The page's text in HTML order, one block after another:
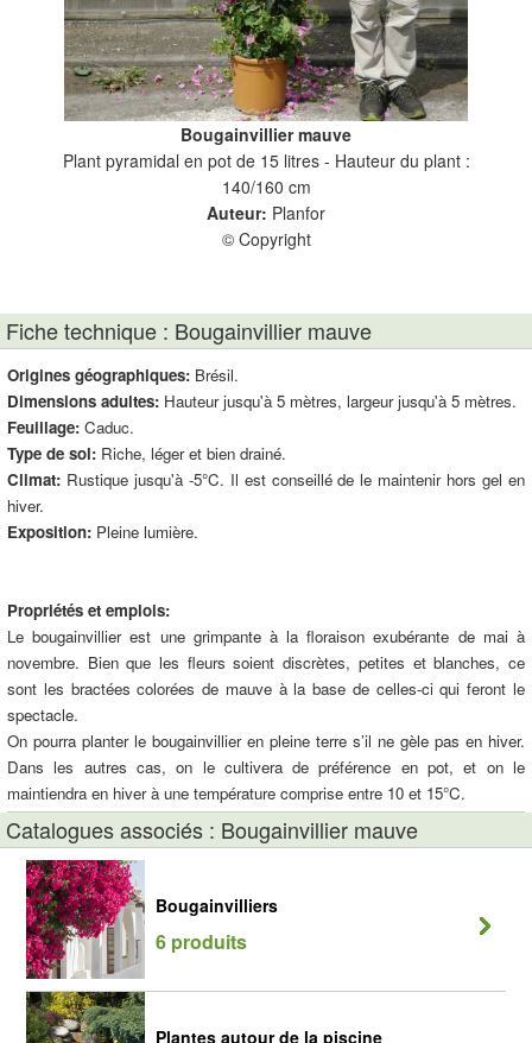
Bougainvillier mauve
Plant pyramidal en pot de 15 litres - Hauteur du plant :
140/160 cm
Auteur: Planfor
© Copyright
Fiche technique : Bougainvillier mauve
Origines géographiques: Brésil.
Dimensions adultes: Hauteur jusqu'à 5 mètres, largeur jusqu'à 5 mètres.
Feuillage: Caduc.
Type de sol: Riche, léger et bien drainé.
Climat: Rustique jusqu'à -5°C. Il est conseillé de le maintenir hors gel en
hiver.
Exposition: Pleine lumière.
Propriétés et emplois:
Le bougainvillier est une grimpante à la floraison exubérante de mai à
novembre. Bien que les fleurs soient discrètes, petites et blanches, ce
sont les bractées colorées de mauve à la base de celles-ci qui feront le
spectacle.
On pourra planter le bougainvillier en pleine terre s’il ne gèle pas en hiver.
Dans les autres cas, on le cultivera de préférence en pot, et on le
maintiendra en hiver à une température comprise entre 10 et 15°C.
Catalogues associés : Bougainvillier mauve
Bougainvilliers
6 produits
Plantes autour de la piscine